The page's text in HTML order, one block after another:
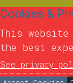
Cookies &
This
the best
See privacy